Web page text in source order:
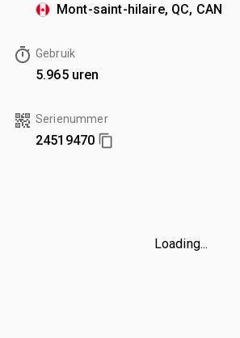
Mont-saint-hilaire, QC, CAN
Gebruik
5.965 uren
Serienummer
24519470
Loading...